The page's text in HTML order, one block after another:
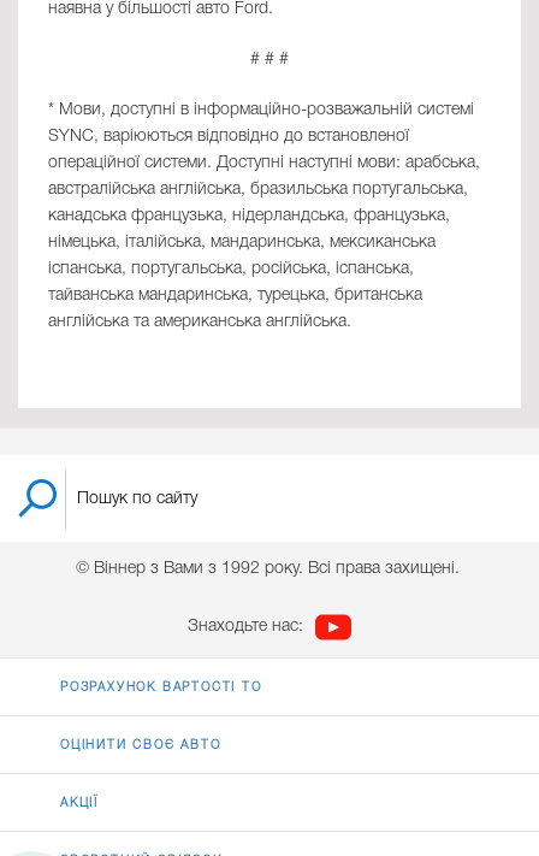
наявна у більшості авто Ford.
# # #
* Мови, доступні в інформаційно-розважальній системі
SYNC, варіюються відповідно до встановленої
операційної системи. Доступні наступні мови: арабська,
австралійська англійська, бразильська португальська,
канадська французька, нідерландська, французька,
німецька, італійська, мандаринська, мексиканська
іспанська, португальська, російська, іспанська,
тайванська мандаринська, турецька, британська
англійська та американська англійська.
© Віннер з Вами з 1992 року. Всі права захищені.
Знаходьте нас:
РОЗРАХУНОК ВАРТОСТІ ТО
ОЦІНИТИ СВОЄ АВТО
АКЦІЇ